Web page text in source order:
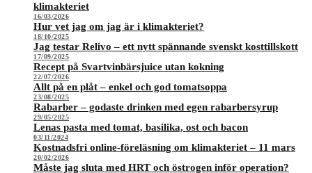
klimakteriet
16/03/2026
Hur vet jag om jag är i klimakteriet?
18/10/2025
Jag testar Relivo – ett nytt spännande svenskt kosttillskott
17/09/2025
Recept på Svartvinbärsjuice utan kokning
22/07/2026
Allt på en plåt – enkel och god tomatsoppa
23/08/2025
Rabarber – godaste drinken med egen rabarbersyrup
29/05/2025
Lenas pasta med tomat, basilika, ost och bacon
03/11/2024
Kostnadsfri online-föreläsning om klimakteriet – 11 mars
20/02/2026
Måste jag sluta med HRT och östrogen inför operation?